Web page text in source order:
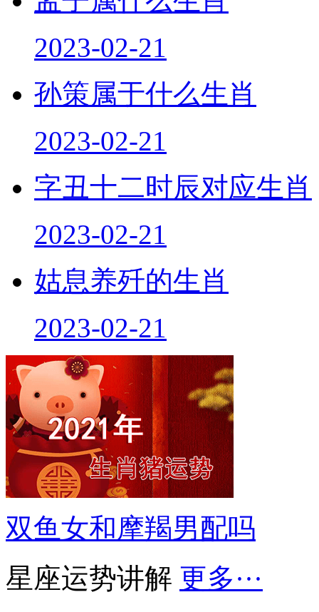
2023-02-21
孙策属于什么生肖
2023-02-21
字丑十二时辰对应生肖
2023-02-21
姑息养歼的生肖
2023-02-21
双鱼女和摩羯男配吗
星座运势讲解 更多···